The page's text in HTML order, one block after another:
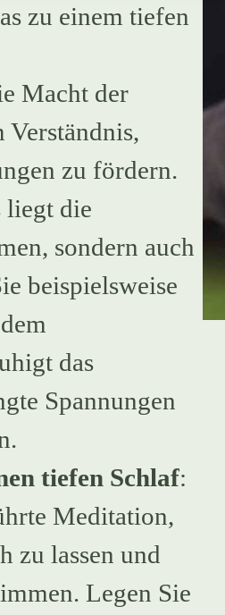
zu einem tiefen
Macht der
zu fördern.
liegt die
sondern auch
beispielsweise
das
Spannungen
tiefen Schlaf:
Meditation,
zu lassen und
Legen Sie